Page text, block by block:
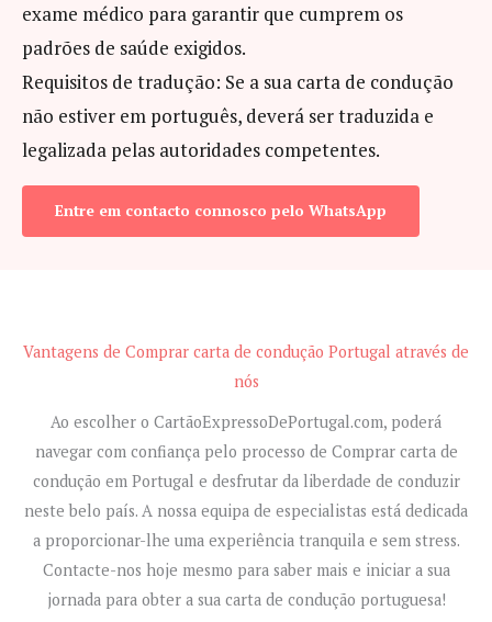
exame médico para garantir que cumprem os
padrões de saúde exigidos.
Requisitos de tradução: Se a sua carta de condução
não estiver em português, deverá ser traduzida e
legalizada pelas autoridades competentes.
Entre em contacto connosco pelo WhatsApp
Vantagens de Comprar carta de condução Portugal através de
nós
Ao escolher o CartãoExpressoDePortugal.com, poderá
navegar com confiança pelo processo de Comprar carta de
condução em Portugal e desfrutar da liberdade de conduzir
neste belo país. A nossa equipa de especialistas está dedicada
a proporcionar-lhe uma experiência tranquila e sem stress.
Contacte-nos hoje mesmo para saber mais e iniciar a sua
jornada para obter a sua carta de condução portuguesa!